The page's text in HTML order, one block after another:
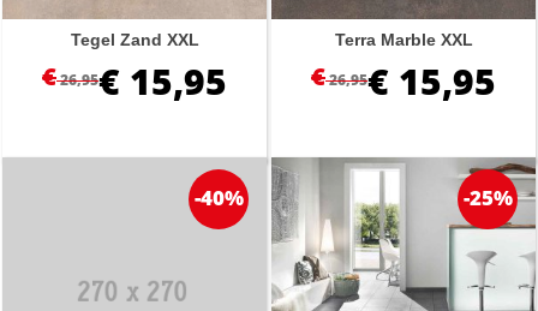
Tegel Zand XXL
€26,95€ 15,95
Terra Marble XXL
€26,95€ 15,95
-40% -25%